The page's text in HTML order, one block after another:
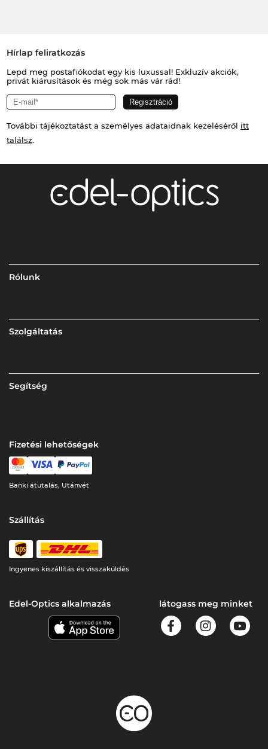
Hírlap feliratkozás
Lepd meg postafiókodat egy kis luxussal! Exkluzív akciók,
privát kiárusítások és még sok más vár rád!
További tájékoztatást a személyes adataidnak kezeléséről itt
találsz.
Rólunk
Szolgáltatás
Segítség
Fizetési lehetőségek
Banki átutalás, Utánvét
Szállítás
Ingyenes kiszállítás és visszaküldés
Edel-Optics alkalmazás látogass meg minket